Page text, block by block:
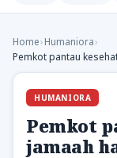
Home›Humaniora›
Pemkot pantau
HUMANIORA
Pemkot
jamaah